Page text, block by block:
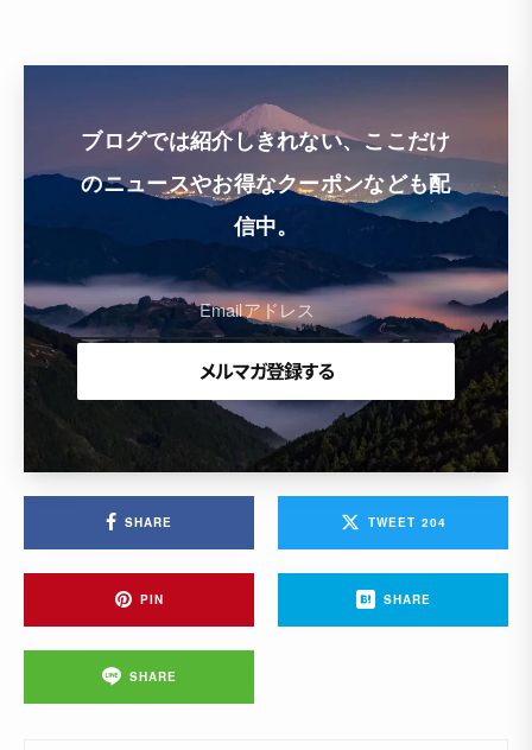
ブログでは紹介しきれない、ここだけ
のニュースやお得なクーポンなども配
信中。
SHARE TWEET 204
PIN SHARE
SHARE